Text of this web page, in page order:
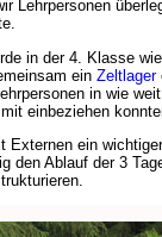
Lehrpersonen
in der 4. Klasse
ein Zeltlager
in wie
einbeziehen
Externen ein
den Ablauf der 3